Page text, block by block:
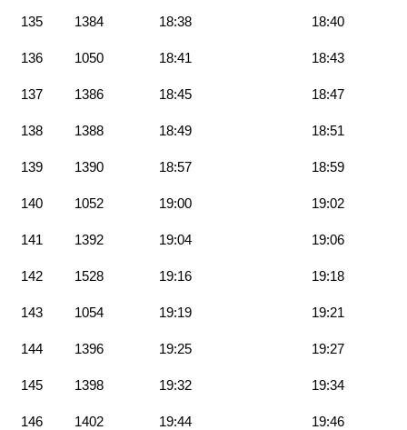
135 1384 18:38 18:40
136 1050 18:41 18:43
137 1386 18:45 18:47
138 1388 18:49 18:51
139 1390 18:57 18:59
140 1052 19:00 19:02
141 1392 19:04 19:06
142 1528 19:16 19:18
143 1054 19:19 19:21
144 1396 19:25 19:27
145 1398 19:32 19:34
146 1402 19:44 19:46